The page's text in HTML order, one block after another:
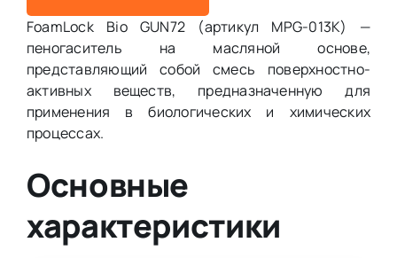
FoamLock Bio GUN72 (артикул MPG-013K) —
пеногаситель на масляной основе,
представляющий собой смесь поверхностно-
активных веществ, предназначенную для
применения в биологических и химических
процессах.
Основные
характеристики